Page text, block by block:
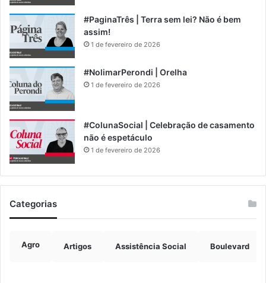
#PaginaTrês | Terra sem lei? Não é bem
assim!
1 de fevereiro de 2026
#NolimarPerondi | Orelha
1 de fevereiro de 2026
#ColunaSocial | Celebração de casamento
não é espetáculo
1 de fevereiro de 2026
Categorias
Agro Artigos Assistência Social Boulevard